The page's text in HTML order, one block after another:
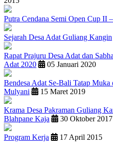
Putra Cendana Semi Open Cup II
Sejarah Desa Adat Guliang Kangin
Rapat Prajuru Desa Adat dan
Adat 2020
05 Januari 2020
Bendesa Adat Se-Bali Tatap
Mulyani
15 Maret 2019
Krama Desa Pakraman Guliang
Blahpane Kaja
30 Oktober 2017
Program Kerja 17 April 2015